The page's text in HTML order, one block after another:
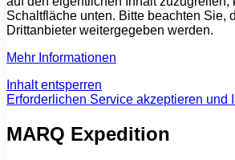
Schaltfläche unten. Bitte beachten Sie,
Drittanbieter weitergegeben werden.
Mehr Informationen
Inhalt entsperren
Erforderlichen Service akzeptieren und
MARQ Expedition